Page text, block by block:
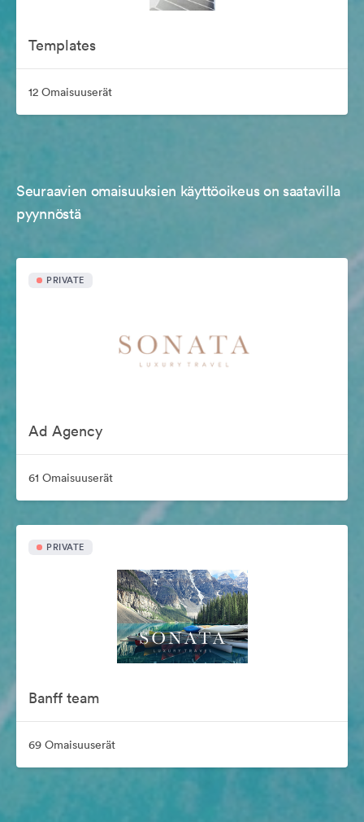
Templates
12 Omaisuuserät
Seuraavien omaisuuksien käyttöoikeus on saatavilla
pyynnöstä
PRIVATE
Ad Agency
61 Omaisuuserät
PRIVATE
Banff team
69 Omaisuuserät